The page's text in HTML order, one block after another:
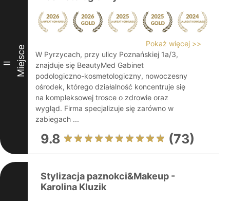
II Miejsce
Pokaż więcej >>
W Pyrzycach, przy ulicy Poznańskiej 1a/3,
znajduje się BeautyMed Gabinet
podologiczno-kosmetologiczny, nowoczesny
ośrodek, którego działalność koncentruje się
na kompleksowej trosce o zdrowie oraz
wygląd. Firma specjalizuje się zarówno w
zabiegach ...
9.8 (73)
Stylizacja paznokci&Makeup -
Karolina Kluzik